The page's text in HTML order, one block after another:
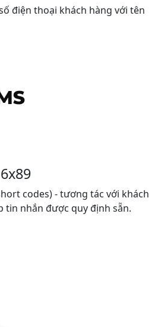
điện thoại khách hàng với tên
codes) - tương tác với khách
tin nhắn được quy định sẵn.